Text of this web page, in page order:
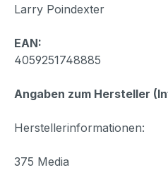
Larry Poindexter
EAN:
4059251748885
Angaben zum Hersteller
Herstellerinformationen:
375 Media